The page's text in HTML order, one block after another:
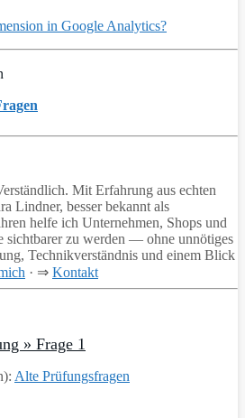
in Google Analytics?
Mit Erfahrung aus echten
Lindner, besser bekannt als
helfe ich Unternehmen, Shops und
sichtbarer zu werden — ohne unnötiges
Technikverständnis und einem Blick
· ⇒ Kontakt
» Frage 1
Alte Prüfungsfragen